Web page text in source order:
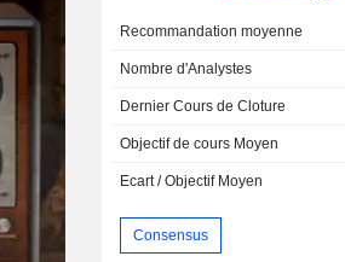
Recommandation moyenne
Nombre d'Analystes
Dernier Cours de Cloture
Objectif de cours Moyen
Ecart / Objectif Moyen
Consensus